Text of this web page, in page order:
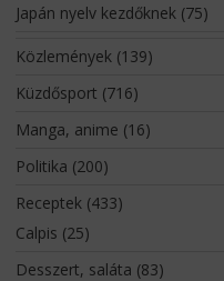
Japán nyelv kezdőknek(75)
Közlemények(139)
Küzdősport (716)
Manga, anime (16)
Politika (200)
Receptek(433)
Calpis (25)
Desszert, saláta (83)